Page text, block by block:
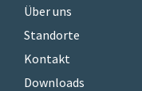
Über uns
Standorte
Kontakt
Downloads